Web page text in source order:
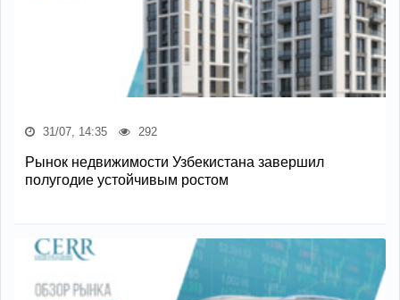
31/07, 14:35 292
Рынок недвижимости Узбекистана завершил
полугодие устойчивым ростом